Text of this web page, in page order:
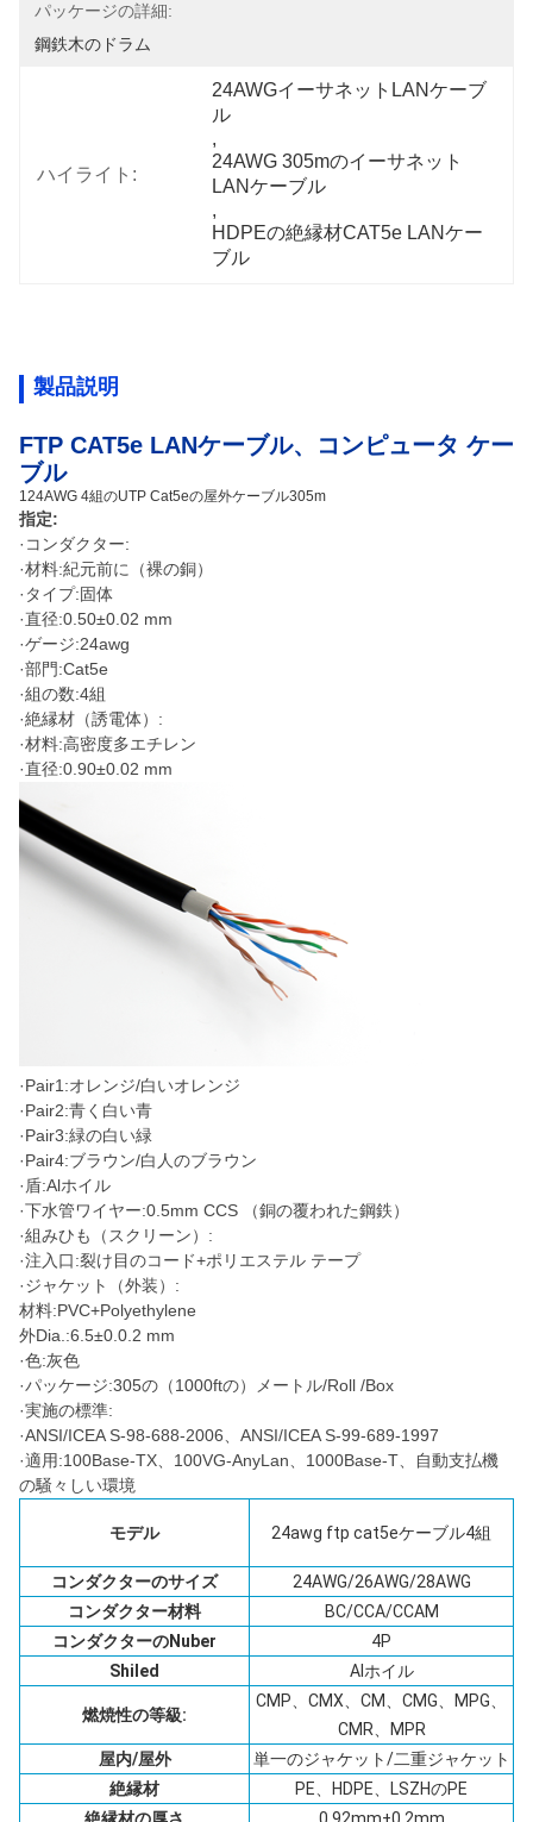
パッケージの詳細:
鋼鉄木のドラム
ハイライト:
24AWGイーサネットLANケーブ
ル
,
24AWG 305mのイーサネット
LANケーブル
,
HDPEの絶縁材CAT5e LANケー
ブル
製品説明
FTP CAT5e LANケーブル、コンピュータ ケー
ブル
124AWG 4組のUTP Cat5eの屋外ケーブル305m
指定:
·コンダクター:
·材料:紀元前に（裸の銅）
·タイプ:固体
·直径:0.50±0.02 mm
·ゲージ:24awg
·部門:Cat5e
·組の数:4組
·絶縁材（誘電体）:
·材料:高密度多エチレン
·直径:0.90±0.02 mm
·Pair1:オレンジ/白いオレンジ
·Pair2:青く白い青
·Pair3:緑の白い緑
·Pair4:ブラウン/白人のブラウン
·盾:Alホイル
·下水管ワイヤー:0.5mm CCS （銅の覆われた鋼鉄）
·組みひも（スクリーン）:
·注入口:裂け目のコード+ポリエステル テープ
·ジャケット（外装）:
材料:PVC+Polyethylene
外Dia.:6.5±0.0.2 mm
·色:灰色
·パッケージ:305の（1000ftの）メートル/Roll /Box
·実施の標準:
·ANSI/ICEA S-98-688-2006、ANSI/ICEA S-99-689-1997
·適用:100Base-TX、100VG-AnyLan、1000Base-T、自動支払機
の騒々しい環境
モデル 24awg ftp cat5eケーブル4組
コンダクターのサイズ
24AWG/26AWG/28AWG
コンダクター材料
BC/CCA/CCAM
コンダクターのNuber
4P
Shiled
Alホイル
燃焼性の等級:
CMP、CMX、CM、CMG、MPG、
CMR、MPR
屋内/屋外
単一のジャケット/二重ジャケット
絶縁材
PE、HDPE、LSZHのPE